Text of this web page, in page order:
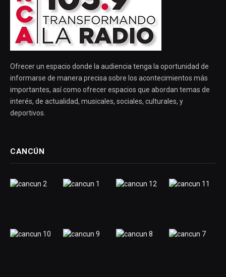
Ofrecer un espacio donde la audiencia tenga la oportunidad de
informarse de manera precisa sobre los acontecimientos más
importantes, así como ofrecer espacios que abordan temas de
interés, de actualidad, musicales, sociales, culturales, y
deportivos.
CANCÚN